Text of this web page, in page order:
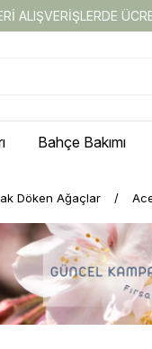
ALIŞVERİŞLERDE
Bahçe Bakımı
Döken Ağaçlar